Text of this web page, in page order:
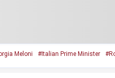
Meloni #Italian Prime Minister